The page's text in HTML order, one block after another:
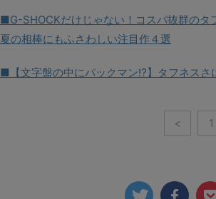
■G-SHOCKだけじゃない！コスパ抜群のタ
夏の相棒にもふさわしい注目作４選
■【文字盤の中にパックマン⁉】タフネスさ
< 1